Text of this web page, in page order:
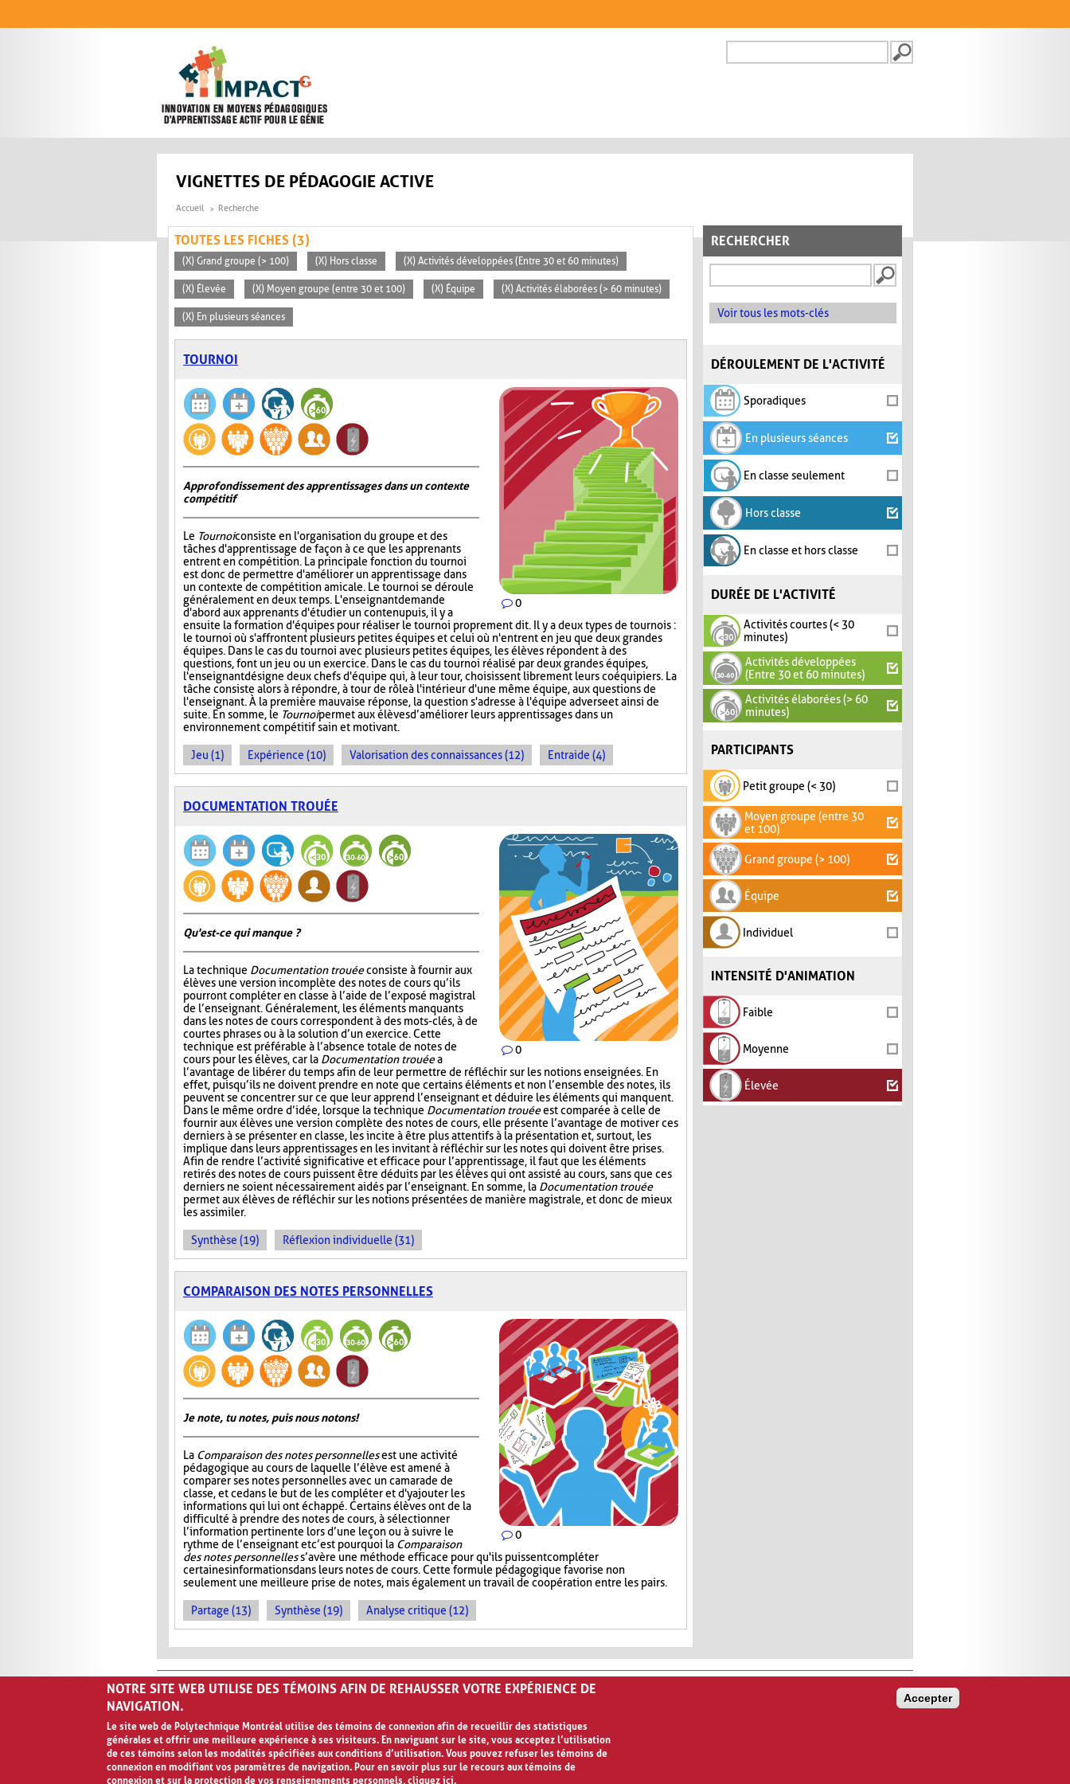
FORMULAIRE DE
VIGNETTES DE PÉDAGOGIE ACTIVE
Accueil Recherche
RECHERCHER
Voir tous les mots-clés
DÉROULEMENT DE L'ACTIVITÉ
Sporadiques
En plusieurs séances
En classe seulement
Hors classe
En classe et hors classe
DURÉE DE L'ACTIVITÉ
Activités courtes (< 30
minutes)
Activités développées
(Entre 30 et 60 minutes)
Activités élaborées (> 60
minutes)
PARTICIPANTS
Petit groupe (< 30)
Moyen groupe (entre 30
et 100)
Grand groupe (> 100)
Équipe
Individuel
INTENSITÉ D'ANIMATION
Faible
Moyenne
Élevée
TOUTES LES FICHES (3)
(X) Grand groupe (> 100) (X) Hors classe (X) Activités développées (Entre 30 et 60 minutes)
(X) Élevée (X) Moyen groupe (entre 30 et 100) (X) Équipe (X) Activités élaborées (> 60 minutes)
(X) En plusieurs séances
TOURNOI
0
Approfondissement des apprentissages dans un contexte
compétitif
Le Tournoiconsiste en l'organisation du groupe et des
tâches d'apprentissage de façon à ce que les apprenants
entrent en compétition. La principale fonction du tournoi
est donc de permettre d'améliorer un apprentissage dans
un contexte de compétition amicale. Le tournoi se déroule
généralement en deux temps. L'enseignant demande
d'abord aux apprenants d'étudier un contenu puis, il y a
ensuite la formation d'équipes pour réaliser le tournoi proprement dit. Il y a deux types de tournois :
le tournoi où s'affrontent plusieurs petites équipes et celui où n'entrent en jeu que deux grandes
équipes. Dans le cas du tournoi avec plusieurs petites équipes, les élèves répondent à des
questions, font un jeu ou un exercice. Dans le cas du tournoi réalisé par deux grandes équipes,
l'enseignant désigne deux chefs d'équipe qui, à leur tour, choisissent librement leurs coéquipiers. La
tâche consiste alors à répondre, à tour de rôle à l'intérieur d'une même équipe, aux questions de
l'enseignant. À la première mauvaise réponse, la question s'adresse à l'équipe adverse et ainsi de
suite. En somme, le Tournoipermet aux élèves d’améliorer leurs apprentissages dans un
environnement compétitif sain et motivant.
Jeu (1) Expérience (10) Valorisation des connaissances (12) Entraide (4)
DOCUMENTATION TROUÉE
0
Qu'est-ce qui manque ?
La technique Documentation trouéeconsiste à fournir aux
élèves une version incomplète des notes de cours qu’ils
pourront compléter en classe à l’aide de l’exposé magistral
de l’enseignant. Généralement, les éléments manquants
dans les notes de cours correspondent à des mots-clés, à de
courtes phrases ou à la solution d’un exercice. Cette
technique est préférable à l’absence totale de notes de
cours pour les élèves, car la Documentation trouéea
l’avantage de libérer du temps afin de leur permettre de réfléchir sur les notions enseignées. En
effet, puisqu’ils ne doivent prendre en note que certains éléments et non l’ensemble des notes, ils
peuvent se concentrer sur ce que leur apprend l’enseignant et déduire les éléments qui manquent.
Dans le même ordre d’idée, lorsque la technique Documentation trouéeest comparée à celle de
fournir aux élèves une version complète des notes de cours, elle présente l’avantage de motiver ces
derniers à se présenter en classe, les incite à être plus attentifs à la présentation et, surtout, les
implique dans leurs apprentissages en les invitant à réfléchir sur les notes qui doivent être prises.
Afin de rendre l’activité significative et efficace pour l’apprentissage, il faut que les éléments
retirés des notes de cours puissent être déduits par les élèves qui ont assisté au cours, sans que ces
derniers ne soient nécessairement aidés par l’enseignant. En somme, la Documentation trouée
permet aux élèves de réfléchir sur les notions présentées de manière magistrale, et donc de mieux
les assimiler.
Synthèse (19) Réflexion individuelle (31)
COMPARAISON DES NOTES PERSONNELLES
0
Je note, tu notes, puis nous notons!
La Comparaison des notes personnellesest une activité
pédagogique au cours de laquelle l’élève est amené à
comparer ses notes personnelles avec un camarade de
classe, et ce dans le but de les compléter et d'y ajouter les
informations qui lui ont échappé. Certains élèves ont de la
difficulté à prendre des notes de cours, à sélectionner
l’information pertinente lors d’une leçon ou à suivre le
rythme de l’enseignant et c’est pourquoi la Comparaison
des notes personnelless’avère une méthode efficace pour qu'ils puissent compléter
certaines informations dans leurs notes de cours. Cette formule pédagogique favorise non
seulement une meilleure prise de notes, mais également un travail de coopération entre les pairs.
Partage (13) Synthèse (19) Analyse critique (12)
Avis de confidentialité et conditions d’utilisation
NOTRE SITE WEB UTILISE DES TÉMOINS AFIN DE REHAUSSER VOTRE EXPÉRIENCE DE
NAVIGATION.
Le site web de Polytechnique Montréal utilise des témoins de connexion afin de recueillir des statistiques
générales et offrir une meilleure expérience à ses visiteurs. En naviguant sur le site, vous acceptez l’utilisation
de ces témoins selon les modalités spécifiées aux conditions d’utilisation. Vous pouvez refuser les témoins de
connexion en modifiant vos paramètres de navigation. Pour en savoir plus sur le recours aux témoins de
connexion et sur la protection de vos renseignements personnels,cliquez ici.
Accepter